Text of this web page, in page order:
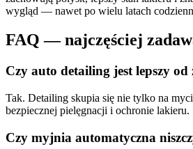
wygląd — nawet po wielu latach
FAQ — najczęściej
Czy auto detailing jest lepszy
Tak. Detailing skupia się nie tylko na
bezpiecznej pielęgnacji i ochronie lakieru.
Czy myjnia automatyczna